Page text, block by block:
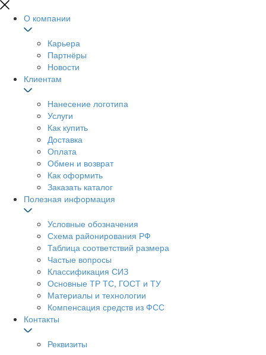
О компании
Карьера
Партнёры
Новости
Клиентам
Нанесение логотипа
Услуги
Как купить
Доставка
Оплата
Обмен и возврат
Как оформить
Заказать каталог
Полезная информация
Условные обозначения
Схема районирования РФ
Таблица соответствий размера
Частые вопросы
Классификация СИЗ
Основные ТР ТС, ГОСТ и ТУ
Материалы и технологии
Компенсация средств из ФСС
Контакты
Реквизиты